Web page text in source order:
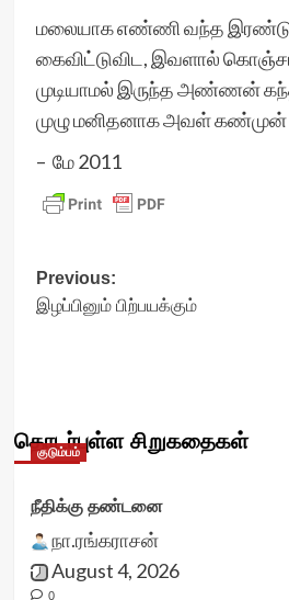
மலையாக எண்ணி வந்த
கைவிட்டுவிட, இவளால்
முடியாமல் இருந்த அண்ணன்
முழு மனிதனாக அவள் கண்முன்
– மே 2011
Post
navigation
Previous:
இழப்பினும் பிற்பயக்கும்
தொடர்புள்ள சிறுகதைகள்
குடும்பம்
நீதிக்கு தண்டனை
நா.ரங்கராசன்
August 4, 2026
0